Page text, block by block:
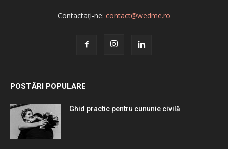
Contactați-ne: contact@wedme.ro
POSTĂRI POPULARE
Ghid practic pentru cununie civilă